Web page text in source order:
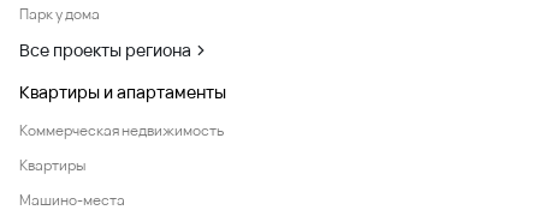
Парк у дома
Все проекты региона
Квартиры и апартаменты
Коммерческая недвижимость
Квартиры
Машино-места